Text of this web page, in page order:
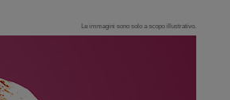
Le immagini sono solo a scopo illustrativo.